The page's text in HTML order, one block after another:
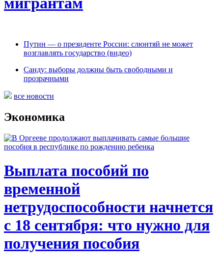
Путин — о президенте России: слюнтяй не может
возглавлять государство (видео)
Санду: выборы должны быть свободными и
прозрачными
все новости
Экономика
Выплата пособий по
временной
нетрудоспособности начнется
с 18 сентября: что нужно для
получения пособия